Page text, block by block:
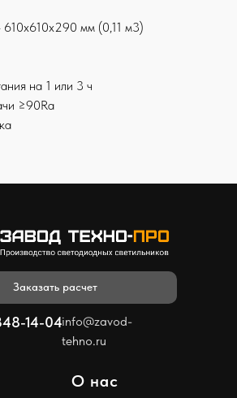
610х610х290 мм (0,11 м3)
на 1 или 3 ч
≥90Ra
14-04info@zavod-
tehno.ru
Заказать расчет
О нас